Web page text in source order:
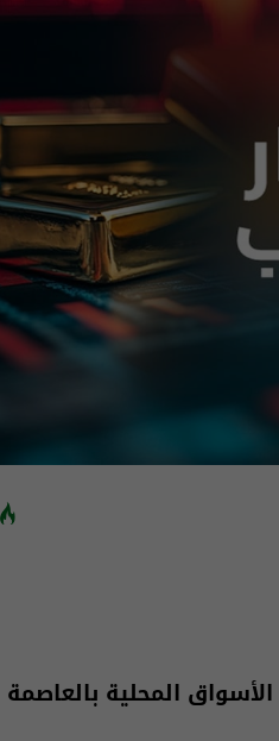
المحلية بالعاصمة